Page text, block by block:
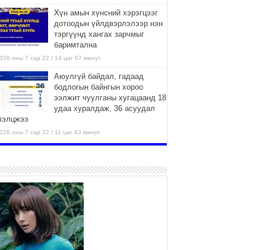
Хүн амын хүнсний хэрэгцээг
дотоодын үйлдвэрлэлээр нэн
тэргүүнд хангах зарчмыг
баримтална
оны 7 сар 22 / 14 цаг 07 минут
Аюулгүй байдал, гадаад
бодлогын байнгын хороо
ээлжит чуулганы хугацаанд 18
удаа хуралдаж, 36 асуудал
оны 7 сар 22 / 11 цаг 43 минут
боломжтой-Хүүхэд хөгжүүлэх
төв” байгуулах төсөлд төр,
хэвшлийн түншлэлийн хүрээнд хамтран
урьж байна
оны 7 сар 22 / 9 цаг 28 минут
Б.Пүрэвдагва: “Урт цагаан”-ыг
залуучууд чөлөөт цагаа